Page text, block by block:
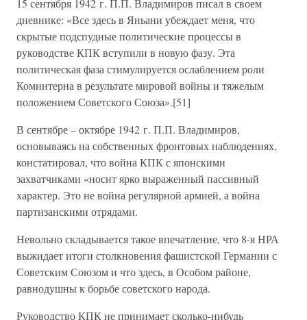
15 сентября 1942 г. П.П. Владимиров писал в своем
дневнике: «Все здесь в Яньани убеждает меня, что
скрытые подспудные политические процессы в
руководстве КПК вступили в новую фазу. Эта
политическая фаза стимулируется ослаблением роли
Коминтерна в результате мировой войны и тяжелым
положением Советского Союза».[51]
В сентябре – октябре 1942 г. П.П. Владимиров,
основываясь на собственных фронтовых наблюдениях,
констатировал, что война КПК с японскими
захватчиками «носит ярко выраженный пассивный
характер. Это не война регулярной армией, а война
партизанскими отрядами.
Невольно складывается такое впечатление, что 8-я НРА
выжидает итоги столкновения фашистской Германии с
Советским Союзом и что здесь, в Особом районе,
равнодушны к борьбе советского народа.
Руководство КПК не принимает сколько-нибудь